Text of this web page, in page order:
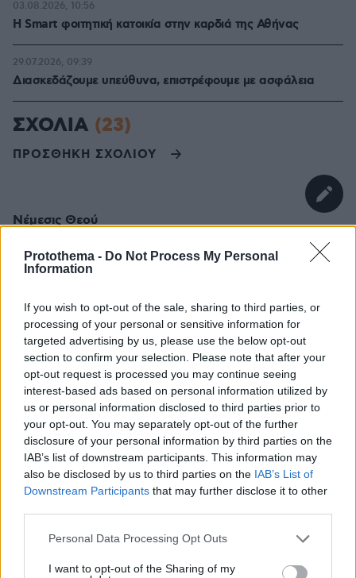
Protothema - Do Not Process My Personal
Information
If you wish to opt-out of the sale, sharing to third parties, or
processing of your personal or sensitive information for
targeted advertising by us, please use the below opt-out
section to confirm your selection. Please note that after your
opt-out request is processed you may continue seeing
interest-based ads based on personal information utilized by
us or personal information disclosed to third parties prior to
your opt-out. You may separately opt-out of the further
disclosure of your personal information by third parties on the
IAB’s list of downstream participants. This information may
also be disclosed by us to third parties on the IAB’s List of
Downstream Participants that may further disclose it to other
Please note that this website/app uses one or more Google
not limited to your visit or usage behaviour. You may click to
Personal Data Processing Opt Outs
I want to opt-out of the Sharing of my
Η Smart φοιτητική κατοικία στην καρδιά της Αθήνας
03.08.2026, 10:56
Διασκεδάζουμε υπεύθυνα, επιστρέφουμε με ασφάλεια
29.07.2026, 09:39
ΣΧΟΛΙΑ (23)
ΠΡΟΣΘΗΚΗ ΣΧΟΛΙΟΥ
Νέμεσις Θεού
Καημένη Ελλάδα με τα βλήματα που
κουβαλάς...καταραμένη θα είσαι για πάντα.
Ευγενιος
29.11.2023, 14:06
Ακριβως
ΑΠΑΝΤΗΣΗ
λεω τωρα
20.06.2022, 08:07
κοροιδαρα, περασες μονος σου στο λαιμο το λουρι.
σου αξιζουν οσα θα συμβουν
ΑΠΑΝΤΗΣΗ
19.06.2022, 23:14